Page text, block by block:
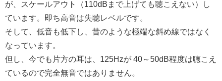
が、スケールアウト（110dBまで上げても聴こえない）し
ています。即ち高音は失聴レベルです。
そして、低音も低下し、昔のような極端な斜め線ではなく
なっています。
但し、今でも片方の耳は、125Hzが 40～50dB程度は聴こえ
ているので完全無音ではありません。